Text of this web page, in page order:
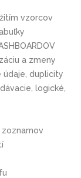
vzorcov
a zmeny
údaje, duplicity
logické,